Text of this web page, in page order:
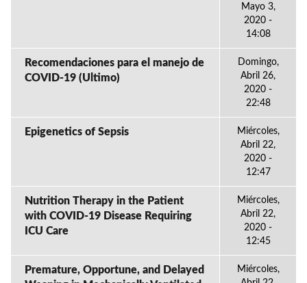
Mayo 3,
2020 -
14:08
Recomendaciones para el manejo de
COVID-19 (Ultimo)
Domingo,
Abril 26,
2020 -
22:48
Epigenetics of Sepsis
Miércoles,
Abril 22,
2020 -
12:47
Nutrition Therapy in the Patient
with COVID-19 Disease Requiring
ICU Care
Miércoles,
Abril 22,
2020 -
12:45
Premature, Opportune, and Delayed
Miércoles,